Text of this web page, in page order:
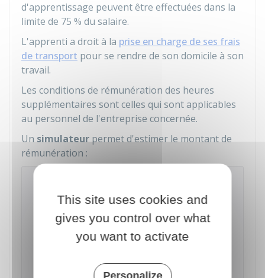
d'apprentissage peuvent être effectuées dans la
limite de 75 % du salaire.
L'apprenti a droit à la prise en charge de ses frais
de transport pour se rendre de son domicile à son
travail.
Les conditions de rémunération des heures
supplémentaires sont celles qui sont applicables
au personnel de l'entreprise concernée.
Un simulateurpermet d'estimer le montant de
rémunération :
contrat d'apprentissage ou de
professionnalisation
Accéder au Simulateur
Ministère chargé du travail
This site uses cookies and
gives you control over what
you want to activate
Personalize